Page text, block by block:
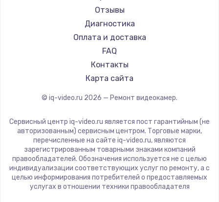
Отзывы
Диагностика
Оплата и доставка
FAQ
Контакты
Карта сайта
© iq-video.ru 2026 — Ремонт видеокамер.
Сервисный центр iq-video.ru является пост гарантийным (не
авторизованным) сервисным центром. Торговые марки,
перечисленные на сайте iq-video.ru, являются
зарегистрированным товарными знаками компаний
правообладателей. Обозначения используется не с целью
индивидуализации соответствующих услуг по ремонту, а с
целью информирования потребителей о предоставляемых
услугах в отношении техники правообладателя